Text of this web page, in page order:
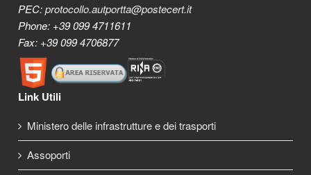
PEC:protocollo.autportta@postecert.it
Phone: +39 099 4711611
Fax: +39 099 4706877
Link Utili
Ministero delle infrastrutture e dei trasporti
Assoporti